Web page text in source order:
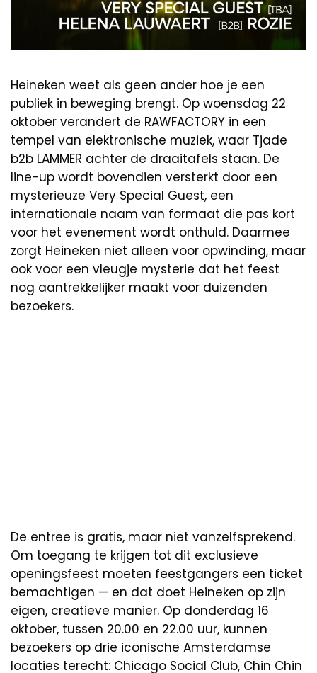
Heineken weet als geen ander hoe je een
publiek in beweging brengt. Op woensdag 22
oktober verandert de RAWFACTORY in een
tempel van elektronische muziek, waar Tjade
b2b LAMMER achter de draaitafels staan. De
line-up wordt bovendien versterkt door een
mysterieuze Very Special Guest, een
internationale naam van formaat die pas kort
voor het evenement wordt onthuld. Daarmee
zorgt Heineken niet alleen voor opwinding, maar
ook voor een vleugje mysterie dat het feest
nog aantrekkelijker maakt voor duizenden
bezoekers.
De entree is gratis, maar niet vanzelfsprekend.
Om toegang te krijgen tot dit exclusieve
openingsfeest moeten feestgangers een ticket
bemachtigen — en dat doet Heineken op zijn
eigen, creatieve manier. Op donderdag 16
oktober, tussen 20.00 en 22.00 uur, kunnen
bezoekers op drie iconische Amsterdamse
locaties terecht: Chicago Social Club, Chin Chin